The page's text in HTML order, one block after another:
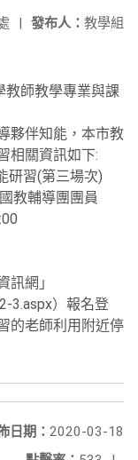
發布人： 教學組
|
教師教學專業與課
夥伴知能，本市教
相關資訊如下:
研習(第三場次)
教輔導團團員
訊網」
3.aspx）報名登
的老師利用附近停
日期： 2020-03-18